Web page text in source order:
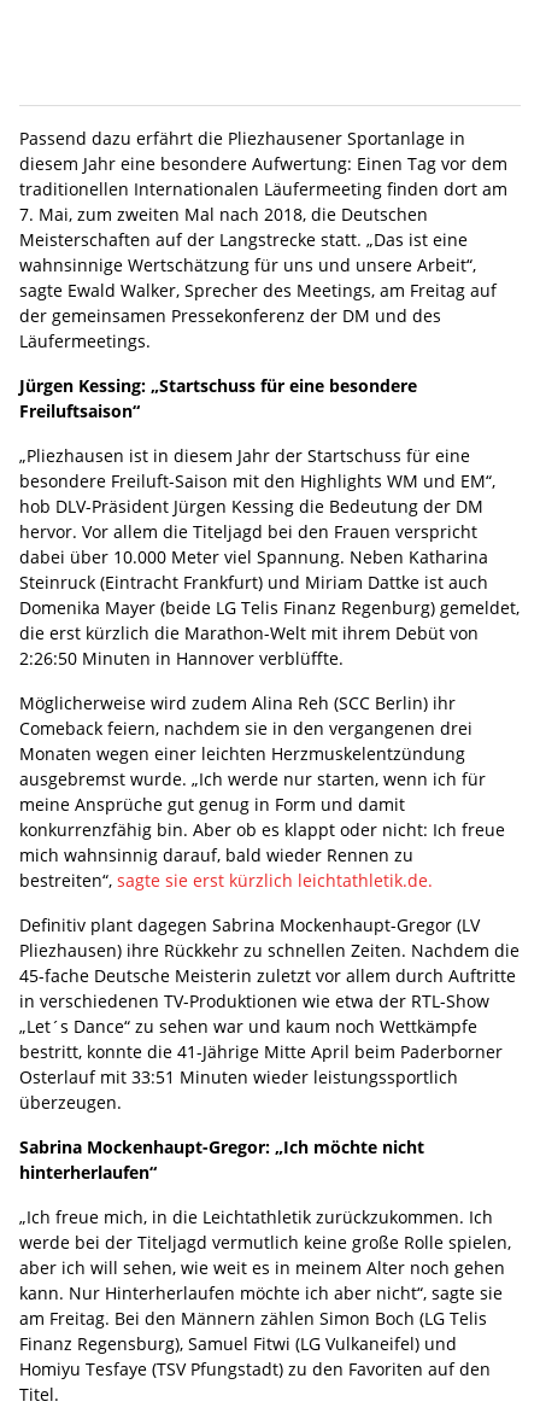
Passend dazu erfährt die Pliezhausener Sportanlage in
diesem Jahr eine besondere Aufwertung: Einen Tag vor dem
traditionellen Internationalen Läufermeeting finden dort am
7. Mai, zum zweiten Mal nach 2018, die Deutschen
Meisterschaften auf der Langstrecke statt. „Das ist eine
wahnsinnige Wertschätzung für uns und unsere Arbeit“,
sagte Ewald Walker, Sprecher des Meetings, am Freitag auf
der gemeinsamen Pressekonferenz der DM und des
Läufermeetings.
Jürgen Kessing: „Startschuss für eine besondere
Freiluftsaison“
„Pliezhausen ist in diesem Jahr der Startschuss für eine
besondere Freiluft-Saison mit den Highlights WM und EM“,
hob DLV-Präsident Jürgen Kessing die Bedeutung der DM
hervor. Vor allem die Titeljagd bei den Frauen verspricht
dabei über 10.000 Meter viel Spannung. Neben Katharina
Steinruck (Eintracht Frankfurt) und Miriam Dattke ist auch
Domenika Mayer (beide LG Telis Finanz Regenburg) gemeldet,
die erst kürzlich die Marathon-Welt mit ihrem Debüt von
2:26:50 Minuten in Hannover verblüffte.
Möglicherweise wird zudem Alina Reh (SCC Berlin) ihr
Comeback feiern, nachdem sie in den vergangenen drei
Monaten wegen einer leichten Herzmuskelentzündung
ausgebremst wurde. „Ich werde nur starten, wenn ich für
meine Ansprüche gut genug in Form und damit
konkurrenzfähig bin. Aber ob es klappt oder nicht: Ich freue
mich wahnsinnig darauf, bald wieder Rennen zu
bestreiten“, sagte sie erst kürzlich leichtathletik.de.
Definitiv plant dagegen Sabrina Mockenhaupt-Gregor (LV
Pliezhausen) ihre Rückkehr zu schnellen Zeiten. Nachdem die
45-fache Deutsche Meisterin zuletzt vor allem durch Auftritte
in verschiedenen TV-Produktionen wie etwa der RTL-Show
„Let´s Dance“ zu sehen war und kaum noch Wettkämpfe
bestritt, konnte die 41-Jährige Mitte April beim Paderborner
Osterlauf mit 33:51 Minuten wieder leistungssportlich
überzeugen.
Sabrina Mockenhaupt-Gregor: „Ich möchte nicht
hinterherlaufen“
„Ich freue mich, in die Leichtathletik zurückzukommen. Ich
werde bei der Titeljagd vermutlich keine große Rolle spielen,
aber ich will sehen, wie weit es in meinem Alter noch gehen
kann. Nur Hinterherlaufen möchte ich aber nicht“, sagte sie
am Freitag. Bei den Männern zählen Simon Boch (LG Telis
Finanz Regensburg), Samuel Fitwi (LG Vulkaneifel) und
Homiyu Tesfaye (TSV Pfungstadt) zu den Favoriten auf den
Titel.